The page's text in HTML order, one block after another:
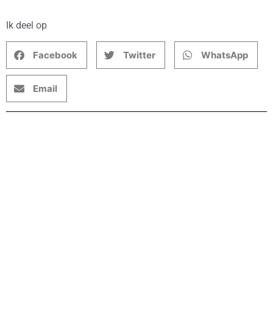
Ik deel op
Facebook Twitter WhatsApp
Email